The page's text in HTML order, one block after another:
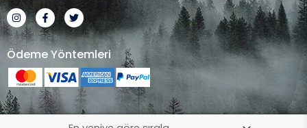
I
n
s
t
a
g
r
a
m
F
a
c
e
b
o
o
k
-
f
T
w
i
t
t
e
r
Ödeme Yöntemleri
2023 Ayshe Doğal Taş - Tüm Hakları Saklıdır